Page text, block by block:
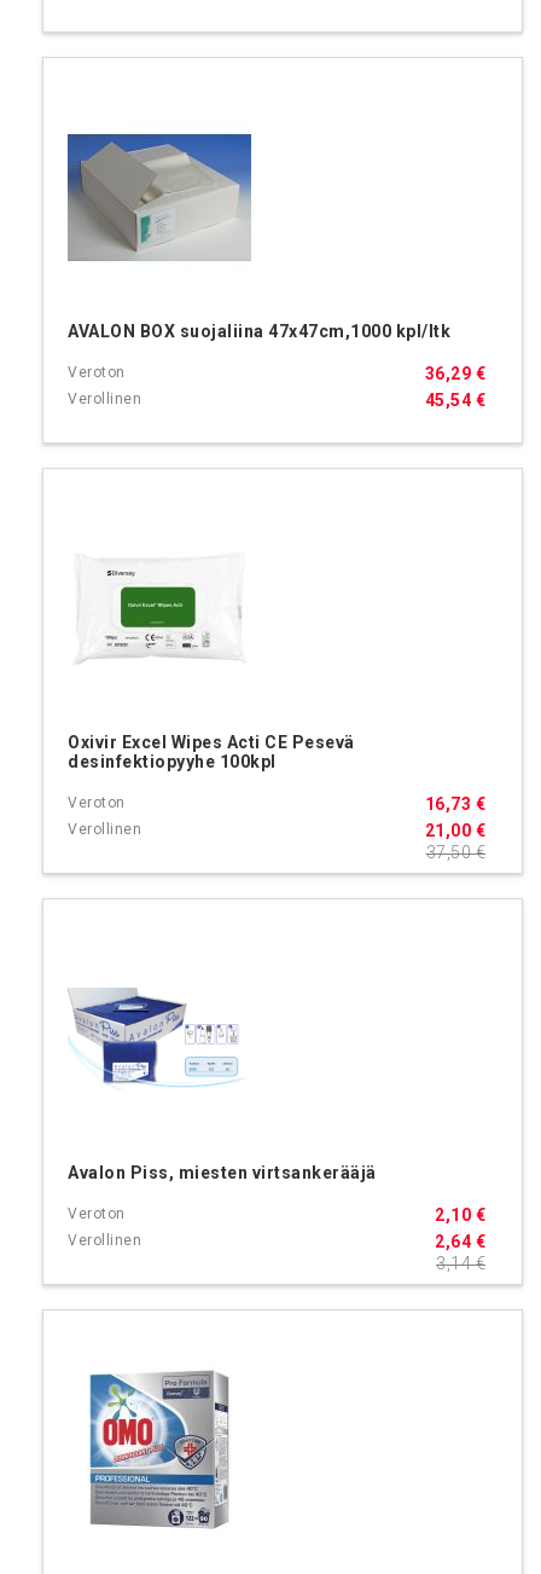
AVALON BOX suojaliina 47x47cm,1000 kpl/ltk
45,54 €
36,29 €
Oxivir Excel Wipes Acti CE Pesevä
desinfektiopyyhe 100kpl
21,00 €
16,73 €
37,50 €
Avalon Piss, miesten virtsankerääjä
2,64 €
2,10 €
3,14 €